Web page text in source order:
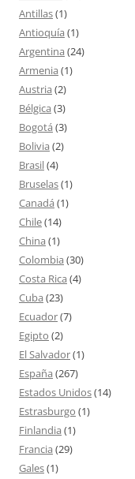
Antillas(1)
Antioquía (1)
Argentina (24)
Armenia (1)
Austria (2)
Bélgica (3)
Bogotá (3)
Bolivia (2)
Brasil(4)
Bruselas(1)
Canadá (1)
Chile(14)
China (1)
Colombia (30)
Costa Rica (4)
Cuba (23)
Ecuador(7)
Egipto (2)
El Salvador(1)
España (267)
Estados Unidos(14)
Estrasburgo (1)
Finlandia (1)
Francia (29)
Gales(1)